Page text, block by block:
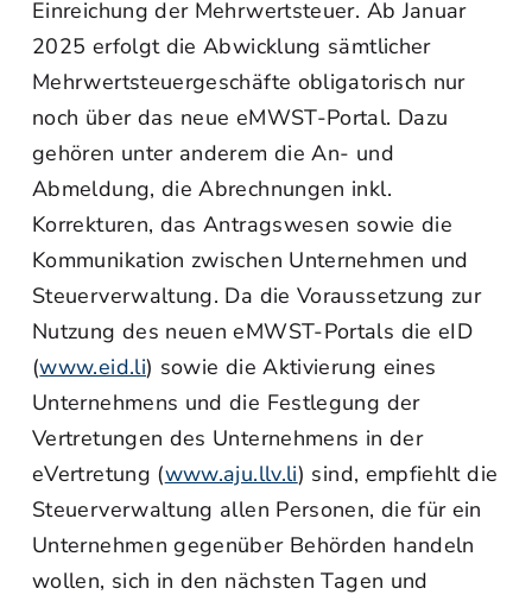
Einreichung der Mehrwertsteuer. Ab Januar
2025 erfolgt die Abwicklung sämtlicher
Mehrwertsteuergeschäfte obligatorisch nur
noch über das neue eMWST-Portal. Dazu
gehören unter anderem die An- und
Abmeldung, die Abrechnungen inkl.
Korrekturen, das Antragswesen sowie die
Kommunikation zwischen Unternehmen und
Steuerverwaltung. Da die Voraussetzung zur
Nutzung des neuen eMWST-Portals die eID
(www.eid.li) sowie die Aktivierung eines
Unternehmens und die Festlegung der
Vertretungen des Unternehmens in der
eVertretung (www.aju.llv.li) sind, empfiehlt die
Steuerverwaltung allen Personen, die für ein
Unternehmen gegenüber Behörden handeln
wollen, sich in den nächsten Tagen und